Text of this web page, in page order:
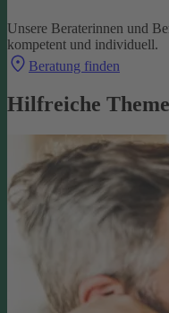
Unsere Beraterinnen und
kompetent und individuell.
Beratung finden
Hilfreiche